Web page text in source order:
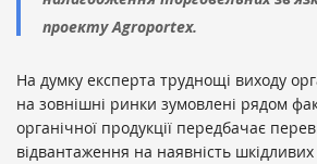
проекту Agroportex.
На думку експерта труднощі виходу
на зовнішні ринки зумовлені рядом
органічної продукції передбачає
відвантаження на наявність